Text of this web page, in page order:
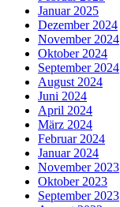
Januar 2025
Dezember 2024
November 2024
Oktober 2024
September 2024
August 2024
Juni 2024
April 2024
März 2024
Februar 2024
Januar 2024
November 2023
Oktober 2023
September 2023